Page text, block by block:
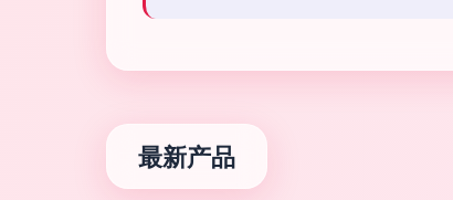
最新产品